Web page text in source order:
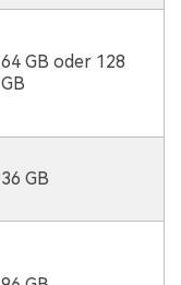
64 GB oder 128
GB
36 GB